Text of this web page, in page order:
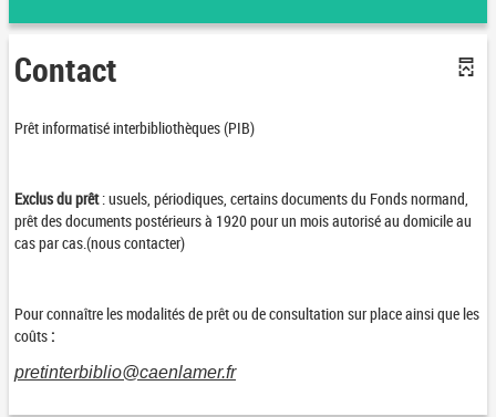
Contact
Prêt informatisé interbibliothèques (PIB)
Exclus du prêt: usuels, périodiques, certains documents du Fonds normand,
prêt des documents postérieurs à 1920 pour un mois autorisé au domicile au
cas par cas.(nous contacter)
Pour connaître les modalités de prêt ou de consultation sur place ainsi que les
coûts :
pretinterbiblio@caenlamer.fr